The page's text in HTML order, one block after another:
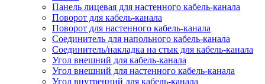
Панель лицевая для настенного кабель-канала
Поворот для кабель-канала
Поворот для настенного кабель-канала
Соединитель для напольного кабель-канала
Соединитель/накладка на стык для кабель-канала
Угол внешний для кабель-канала
Угол внешний для настенного кабель-канала
Угол внутренний для кабель-канала